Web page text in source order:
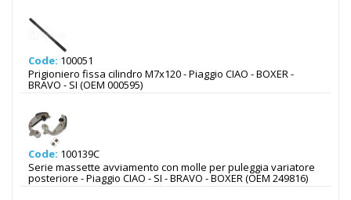
Code: 100051
Prigioniero fissa cilindro M7x120 - Piaggio CIAO - BOXER -
BRAVO - SI (OEM 000595)
Code: 100139C
Serie massette avviamento con molle per puleggia variatore
posteriore - Piaggio CIAO - SI - BRAVO - BOXER (OEM 249816)